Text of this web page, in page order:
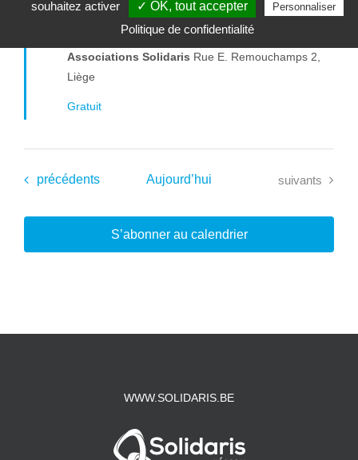
monde !
avant
Associations Solidaris Rue E. Remouchamps 2,
Liège
Gratuit
Évènements
précédents Aujourd’hui Évènements
suivants
S’abonner au calendrier
WWW.SOLIDARIS.BE
souhaitez activer
✓ OK, tout accepter Personnaliser
Politique de confidentialité